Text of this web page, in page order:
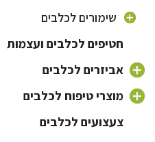
אוכל לכלבים עם בעיות מפרקים
אוכל לכלבים עם בעיות עור
אוכל לבעיות עיכול
אוכל לכלבים פעילים
שימורים לכלבים
אוכל לגורי כלבים
אוכל לכלבים מבוגרים
אוכל לכלבים קטנים
חטיפים לכלבים ועצמות
אביזרים לכלבים
כלי אוכל לכלב
קולר ורצועה לכלב
מוצרי טיפוח לכלבים
שמפו לכלבים וטיפוח פרווה
צעצועים לכלבים